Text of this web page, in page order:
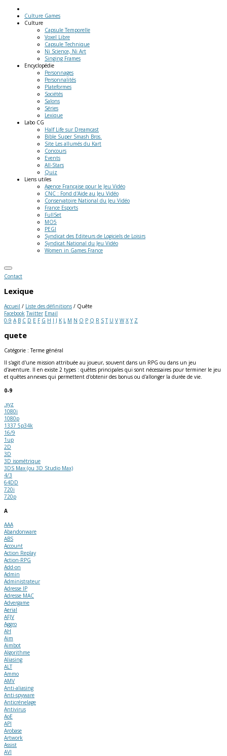
Culture Games
Culture
Capsule Temporelle
Voxel Libre
Capsule Technique
Ni Science, Ni Art
Singing Frames
Encyclopédie
Personnages
Personnalités
Plateformes
Sociétés
Salons
Séries
Lexique
Labo CG
Half Life sur Dreamcast
Bible Super Smash Bros.
Site Les allumés du Kart
Concours
Events
All-Stars
Quiz
Liens utiles
Agence Française pour le Jeu Vidéo
CNC : Fond d'Aide au Jeu Vidéo
Conservatoire National du Jeu Vidéo
France Esports
FullSet
MO5
PEGI
Syndicat des Editeurs de Logiciels de Loisirs
Syndicat National du Jeu Vidéo
Women in Games France
Contact
Lexique
Accueil / Liste des définitions / Quête
Facebook Twitter Email
0-9 A B C D E F G H I J K L M N O P Q R S T U V W X Y Z
quete
Catégorie : Terme général
Il s'agit d'une mission attribuée au joueur, souvent dans un RPG ou dans un jeu
d'aventure. Il en existe 2 types : quêtes principales qui sont nécessaires pour terminer le jeu
et quêtes annexes qui permettent d'obtenir des bonus ou d'allonger la durée de vie.
0-9
.xyz
1080i
1080p
1337 5p34k
16/9
1up
2D
3D
3D isométrique
3DS Max (ou 3D Studio Max)
4/3
64DD
720i
720p
A
AAA
Abandonware
ABS
Account
Action Replay
Action-RPG
Add-on
Admin
Administrateur
Adresse IP
Adresse MAC
Advergame
Aerial
AFJV
Aggro
AH
Aim
Aimbot
Algorithme
Aliasing
ALT
Ammo
AMV
Anti-aliasing
Anti-spyware
Anticrénelage
Antivirus
AoE
API
Arobase
Artwork
Assist
AVI